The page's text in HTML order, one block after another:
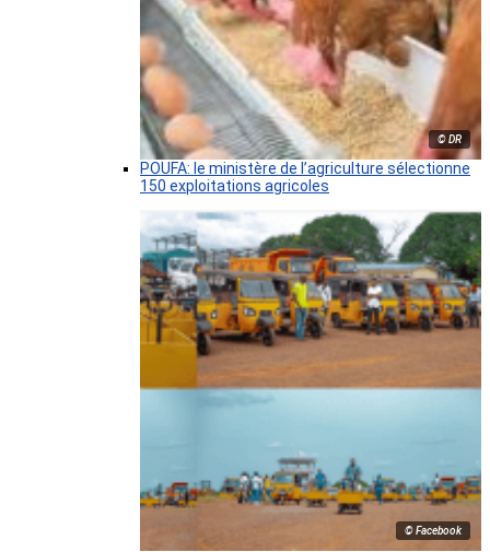
© DR
POUFA: le ministère de l’agriculture sélectionne
150 exploitations agricoles
© Facebook